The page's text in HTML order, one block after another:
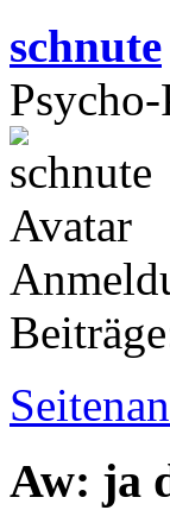
schnute
Aw: ja